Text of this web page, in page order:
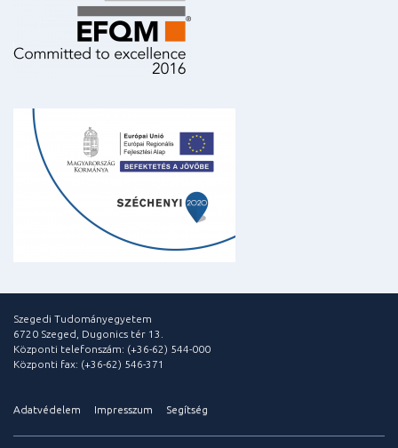
Szegedi Tudományegyetem
6720 Szeged, Dugonics tér 13.
Központi telefonszám: (+36-62) 544-000
Központi fax: (+36-62) 546-371
Adatvédelem Impresszum Segítség